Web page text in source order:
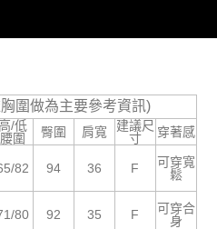
圍做為主要參考資訊)
/低
腰圍
臀圍 肩寬
建議尺
寸
穿著感
82 94 36 F
可穿寬
鬆
80 92 35 F
可穿合
身